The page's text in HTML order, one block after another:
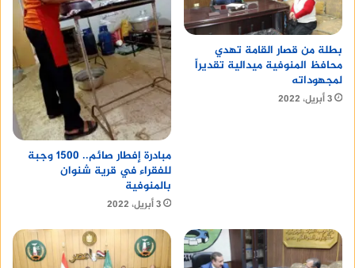
بطلة من قصار القامة تهدي
محافظ المنوفية ميدالية تقديراً
لمجهوداته
3 أبريل، 2022
مبادرة إفطار صائم.. 1500 وجبة
للفقراء في قرية شنوان
بالمنوفية
3 أبريل، 2022